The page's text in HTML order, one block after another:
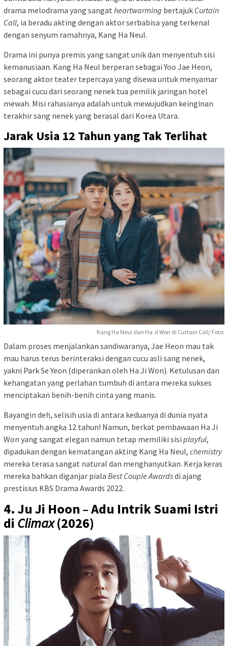
drama melodrama yang sangat heartwarming bertajuk Curtain
Call, ia beradu akting dengan aktor serbabisa yang terkenal
dengan senyum ramahnya, Kang Ha Neul.
Drama ini punya premis yang sangat unik dan menyentuh sisi
kemanusiaan. Kang Ha Neul berperan sebagai Yoo Jae Heon,
seorang aktor teater tepercaya yang disewa untuk menyamar
sebagai cucu dari seorang nenek tua pemilik jaringan hotel
mewah. Misi rahasianya adalah untuk mewujudkan keinginan
terakhir sang nenek yang berasal dari Korea Utara.
Jarak Usia 12 Tahun yang Tak Terlihat
Kang Ha Neul dan Ha Ji Won di Curtain Call/ Foto:
Dalam proses menjalankan sandiwaranya, Jae Heon mau tak
mau harus terus berinteraksi dengan cucu asli sang nenek,
yakni Park Se Yeon (diperankan oleh Ha Ji Won). Ketulusan dan
kehangatan yang perlahan tumbuh di antara mereka sukses
menciptakan benih-benih cinta yang manis.
Bayangin deh, selisih usia di antara keduanya di dunia nyata
menyentuh angka 12 tahun! Namun, berkat pembawaan Ha Ji
Won yang sangat elegan namun tetap memiliki sisi playful,
dipadukan dengan kematangan akting Kang Ha Neul, chemistry
mereka terasa sangat natural dan menghanyutkan. Kerja keras
mereka bahkan diganjar piala Best Couple Awardsdi ajang
prestisius KBS Drama Awards 2022.
4. Ju Ji Hoon – Adu Intrik Suami Istri
di Climax(2026)